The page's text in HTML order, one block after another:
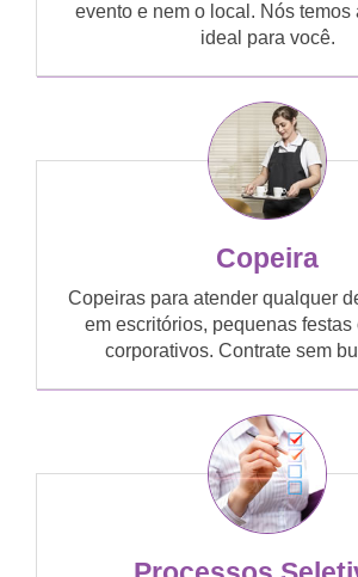
evento e nem o local. Nós temos
ideal para você.
Copeira
Copeiras para atender qualquer
em escritórios, pequenas festas
corporativos. Contrate sem